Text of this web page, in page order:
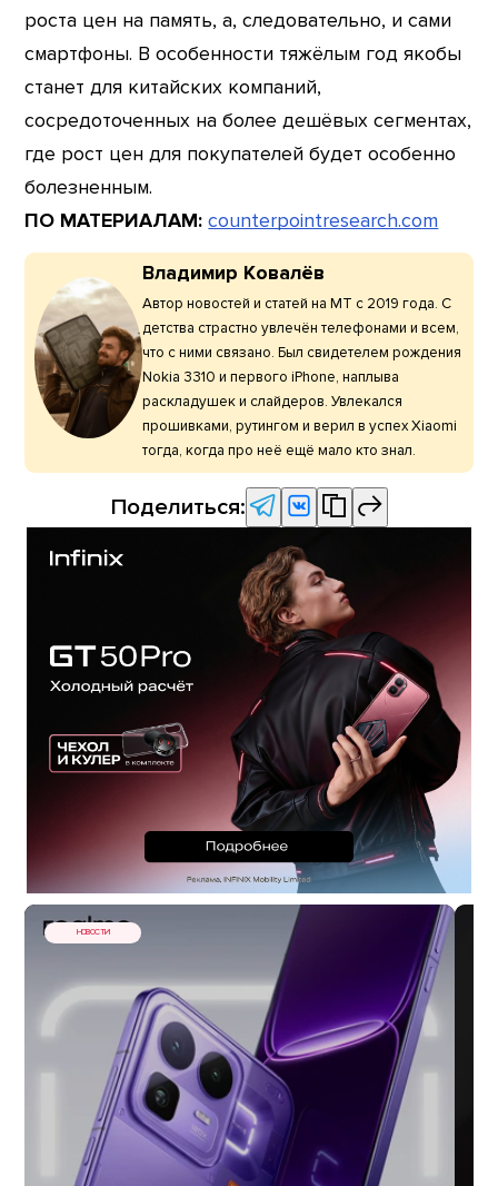
роста цен на память, а, следовательно, и сами
смартфоны. В особенности тяжёлым год якобы
станет для китайских компаний,
сосредоточенных на более дешёвых сегментах,
где рост цен для покупателей будет особенно
болезненным.
ПО МАТЕРИАЛАМ: counterpointresearch.com
Владимир Ковалёв
Автор новостей и статей на МТ с 2019 года. С
детства страстно увлечён телефонами и всем,
что с ними связано. Был свидетелем рождения
Nokia 3310 и первого iPhone, наплыва
раскладушек и слайдеров. Увлекался
прошивками, рутингом и верил в успех Xiaomi
тогда, когда про неё ещё мало кто знал.
Поделиться:
НОВОСТИ